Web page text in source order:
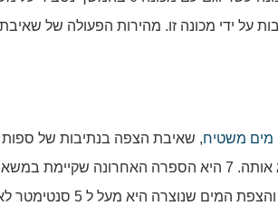
על ידי מכונה זו. מהירות הפעולה של
משטיח, שאיבת הצפה בנתיבות של ספות
מקרים מסוימים, בעת הצורך. המספר הוא זה שמייצג אותה. 7 היא
הצפה של מים בגובה מעל 5 עד 7